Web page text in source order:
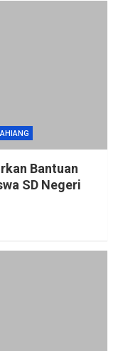
Bantuan
SD Negeri